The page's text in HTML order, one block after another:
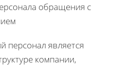
обращения с
персонал является
компании,